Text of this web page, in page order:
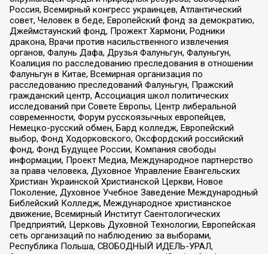
Россия, Всемирный конгресс украинцев, Атлантический
совет, Человек в беде, Европейский фонд за демократию,
Джеймстаунский фонд, Прожект Хармони, Родники
дракона, Врачи против насильственного извлечения
органов, Фалунь Дафа, Друзья Фалуньгун, Фалуньгун,
Коалиция по расследованию преследования в отношении
Фалуньгун в Китае, Всемирная организация по
расследованию преследований Фалуньгун, Пражский
гражданский центр, Ассоциация школ политических
исследований при Совете Европы, Центр либеральной
современности, Форум русскоязычных европейцев,
Немецко-русский обмен, Бард колледж, Европейский
выбор, Фонд Ходорковского, Оксфордский российский
фонд, Фонд Будущее России, Компания свободы
информации, Проект Медиа, Международное партнерство
за права человека, Духовное Управление Евангельских
Христиан Украинской Христианской Церкви, Новое
Поколение, Духовное Учебное Заведение Международный
Библейский Колледж, Международное христианское
движение, Всемирный Институт Саентологических
Предприятий, Церковь Духовной Технологии, Европейская
сеть организаций по наблюдению за выборами,
Республика Польша, СВОБОДНЫЙ ИДЕЛЬ-УРАЛ,